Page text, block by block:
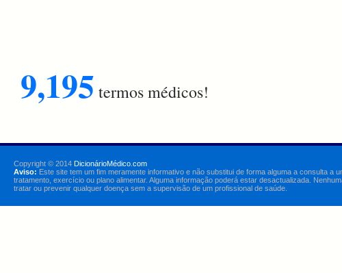
9,195 termos médicos!
Copyright © 2014 DicionárioMédico.com
Aviso: Este site tem um fim meramente informativo e não substitui de forma alguma a consulta
tratamento, exercício ou plano alimentar. Alguma informação poderá estar desactualizada.
tratar ou prevenir qualquer doença sem a supervisão de um profissional de saúde.